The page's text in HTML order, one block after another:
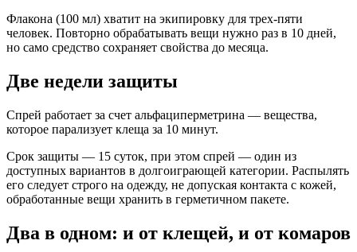
Флакона (100 мл) хватит на экипировку для трех-пяти
человек. Повторно обрабатывать вещи нужно раз в 10 дней,
но само средство сохраняет свойства до месяца.
Две недели защиты
Спрей работает за счет альфациперметрина — вещества,
которое парализует клеща за 10 минут.
Срок защиты — 15 суток, при этом спрей — один из
доступных вариантов в долгоиграющей категории. Распылять
его следует строго на одежду, не допуская контакта с кожей,
обработанные вещи хранить в герметичном пакете.
Два в одном: и от клещей, и от комаров